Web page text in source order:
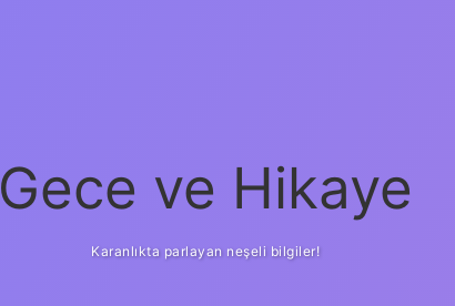
Gece ve Hikaye
Karanlıkta parlayan neşeli bilgiler!